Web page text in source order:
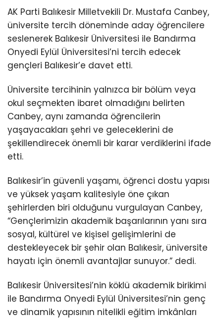
AK Parti Balıkesir Milletvekili Dr. Mustafa Canbey,
üniversite tercih döneminde aday öğrencilere
seslenerek Balıkesir Üniversitesi ile Bandırma
Onyedi Eylül Üniversitesi’ni tercih edecek
gençleri Balıkesir’e davet etti.
Üniversite tercihinin yalnızca bir bölüm veya
okul seçmekten ibaret olmadığını belirten
Canbey, aynı zamanda öğrencilerin
yaşayacakları şehri ve geleceklerini de
şekillendirecek önemli bir karar verdiklerini ifade
etti.
Balıkesir’in güvenli yaşamı, öğrenci dostu yapısı
ve yüksek yaşam kalitesiyle öne çıkan
şehirlerden biri olduğunu vurgulayan Canbey,
“Gençlerimizin akademik başarılarının yanı sıra
sosyal, kültürel ve kişisel gelişimlerini de
destekleyecek bir şehir olan Balıkesir, üniversite
hayatı için önemli avantajlar sunuyor.” dedi.
Balıkesir Üniversitesi’nin köklü akademik birikimi
ile Bandırma Onyedi Eylül Üniversitesi’nin genç
ve dinamik yapısının nitelikli eğitim imkânları